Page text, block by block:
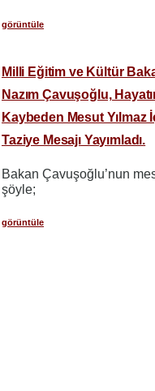
görüntüle
Milli Eğitim ve Kültür
Nazım Çavuşoğlu,
Kaybeden Mesut Yılmaz
Taziye Mesajı Yayımladı.
Bakan Çavuşoğlu’nun
şöyle;
görüntüle